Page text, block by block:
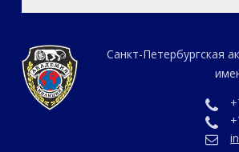
Санкт-Петербургская